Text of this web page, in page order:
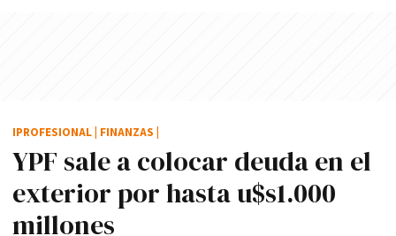
YPF sale a colocar deuda en el
exterior por hasta u$s1.000
millones
IPROFESIONAL FINANZAS